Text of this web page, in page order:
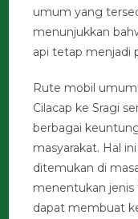
umum yang
menunjukkan
api tetap menjadi
Rute mobil umum
Cilacap ke Sragi
berbagai
masyarakat. Hal
ditemukan di
menentukan jenis
dapat membuat